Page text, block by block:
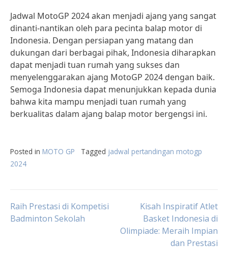
Jadwal MotoGP 2024 akan menjadi ajang yang sangat
dinanti-nantikan oleh para pecinta balap motor di
Indonesia. Dengan persiapan yang matang dan
dukungan dari berbagai pihak, Indonesia diharapkan
dapat menjadi tuan rumah yang sukses dan
menyelenggarakan ajang MotoGP 2024 dengan baik.
Semoga Indonesia dapat menunjukkan kepada dunia
bahwa kita mampu menjadi tuan rumah yang
berkualitas dalam ajang balap motor bergengsi ini.
Posted in MOTO GP Tagged jadwal pertandingan motogp
2024
Post
Raih Prestasi di Kompetisi
Badminton Sekolah
Kisah Inspiratif Atlet
Basket Indonesia di
Olimpiade: Meraih Impian
dan Prestasi